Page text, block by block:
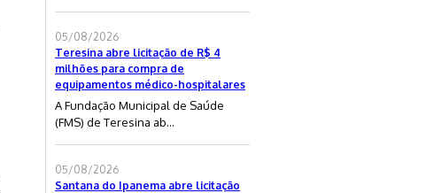
05/08/2026
Teresina abre licitação de R$ 4
milhões para compra de
equipamentos médico-hospitalares
A Fundação Municipal de Saúde
(FMS) de Teresina ab...
05/08/2026
Santana do Ipanema abre licitação